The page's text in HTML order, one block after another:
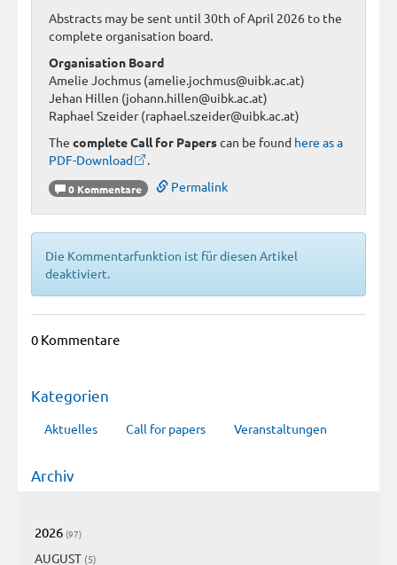
Abstracts may be sent until 30th of April 2026 to the
complete organisation board.
Organisation Board
Amelie Jochmus (amelie.jochmus@uibk.ac.at)
Jehan Hillen (johann.hillen@uibk.ac.at)
Raphael Szeider (raphael.szeider@uibk.ac.at)
The complete Call for Paperscan be found here as a
PDF-Download
.
0 Kommentare Permalink
Die Kommentarfunktion ist für diesen Artikel
deaktiviert.
0 Kommentare
Kategorien
Aktuelles Call for papers Veranstaltungen
Archiv
2026 (97)
AUGUST (5)